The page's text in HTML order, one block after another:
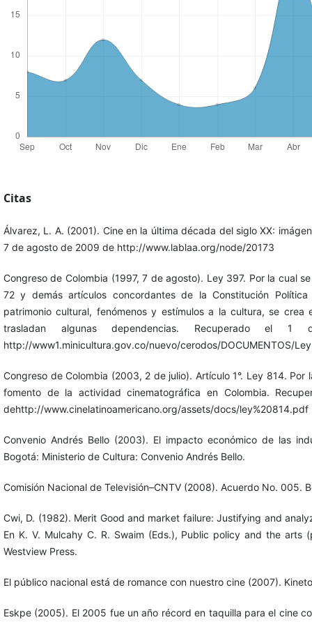
Citas
Álvarez, L. A. (2001). Cine en la última década del siglo XX:
7 de agosto de 2009 de http://www.lablaa.org/node/20173
Congreso de Colombia (1997, 7 de agosto). Ley 397. Por la cual
72 y demás artículos concordantes de la Constitución
patrimonio cultural, fenómenos y estímulos a la cultura, se
trasladan algunas dependencias. Recuperado el
http://www1.minicultura.gov.co/nuevo/cerodos/DOCUMENTOS/
Congreso de Colombia (2003, 2 de julio). Artículo 1°. Ley 814. Por
fomento de la actividad cinematográfica en Colombia.
dehttp://www.cinelatinoamericano.org/assets/docs/ley%20814.pdf
Convenio Andrés Bello (2003). El impacto económico de las
Bogotá: Ministerio de Cultura: Convenio Andrés Bello.
Comisión Nacional de Televisión–CNTV (2008). Acuerdo No. 005.
Cwi, D. (1982). Merit Good and market failure: Justifying and
En K. V. Mulcahy C. R. Swaim (Eds.), Public policy and the arts
Westview Press.
El público nacional está de romance con nuestro cine (2007).
Eskpe (2005). El 2005 fue un año récord en taquilla para el cine